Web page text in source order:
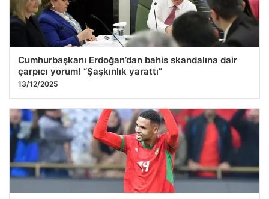
Bağcılar’da yıkım anında 8 katlı bina devrildi, izleyenler
büyük tehlike atlattı.
09.12.2025 03:32
Cumhurbaşkanı Erdoğan’dan bahis skandalına dair
çarpıcı yorum! “Şaşkınlık yarattı”
13/12/2025